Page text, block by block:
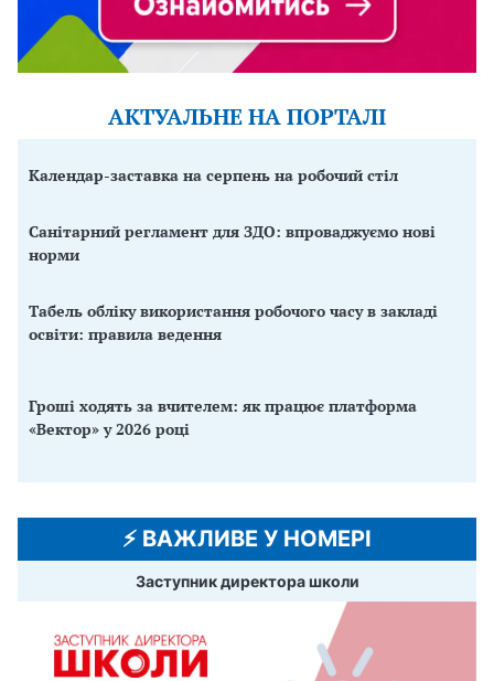
АКТУАЛЬНЕ НА ПОРТАЛІ
Календар-заставка на серпень на робочий стіл
Санітарний регламент для ЗДО: впроваджуємо нові
норми
Табель обліку використання робочого часу в закладі
освіти: правила ведення
Гроші ходять за вчителем: як працює платформа
«Вектор» у 2026 році
⚡️ ВАЖЛИВЕ У НОМЕРІ
Заступник директора школи